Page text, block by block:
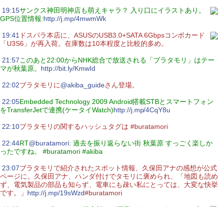
19:15サンクス神田明神店も萌えキャラ？ 入り口にイラストあり。
GPS位置情報:http://j.mp/4mwmWk
19:41 ドスパラ本店に、ASUSのUSB3.0+SATA 6Gbpsコンボカード
「U3S6」が再入荷。在庫数は10本程度と比較的多め。
21:57このあと22:00からNHK総合で放送される「ブラタモリ」はテー
マが秋葉原。 http://bit.ly/KmwId
22:02ブラタモリに@akiba_guideさん登場。
22:05Embedded Technology 2009 Android搭載STBとスマートフォン
をTransferJetで連携(ケータイWatch)http://j.mp/4CqY8u
22:10ブラタモリの関するハッシュタグは #buratamori
22:44RT@buratamori: 過去を振り返らない街 秋葉原 すっごく楽しか
ったですね。 #buratamori #akiba
23:07ブラタモリで紹介されたスポット情報、久保田アナの感想が公式
ページに。久保田アナ、ハンダ付けでタモリに褒められ、「地図も読め
ず、電気製品の部品も知らず、電車にも疎い私にとっては、大変な快挙
です。」 http://j.mp/19sWzd#buratamori